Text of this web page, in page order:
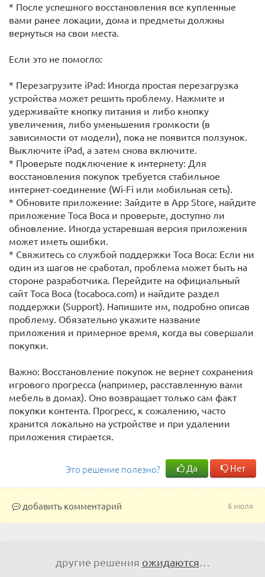
* После успешного восстановления все купленные
вами ранее локации, дома и предметы должны
вернуться на свои места.
Если это не помогло:
* Перезагрузите iPad: Иногда простая перезагрузка
устройства может решить проблему. Нажмите и
удерживайте кнопку питания и либо кнопку
увеличения, либо уменьшения громкости (в
зависимости от модели), пока не появится ползунок.
Выключите iPad, а затем снова включите.
* Проверьте подключение к интернету: Для
восстановления покупок требуется стабильное
интернет-соединение (Wi-Fi или мобильная сеть).
* Обновите приложение: Зайдите в App Store, найдите
приложение Toca Boca и проверьте, доступно ли
обновление. Иногда устаревшая версия приложения
может иметь ошибки.
* Свяжитесь со службой поддержки Toca Boca: Если ни
один из шагов не сработал, проблема может быть на
стороне разработчика. Перейдите на официальный
сайт Toca Boca (tocaboca.com) и найдите раздел
поддержки (Support). Напишите им, подробно описав
проблему. Обязательно укажите название
приложения и примерное время, когда вы совершали
покупки.
Важно: Восстановление покупок не вернет сохранения
игрового прогресса (например, расставленную вами
мебель в домах). Оно возвращает только сам факт
покупки контента. Прогресс, к сожалению, часто
хранится локально на устройстве и при удалении
приложения стирается.
Это решение полезно? Да Нет
6 июля
добавить комментарий
другие решения ожидаются